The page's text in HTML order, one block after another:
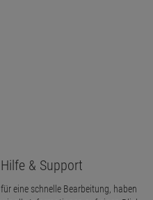
Hilfe & Support
für eine schnelle Bearbeitung, haben